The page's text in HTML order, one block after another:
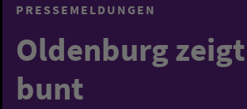
PRESSEMELDUNGEN
Oldenburg
bunt